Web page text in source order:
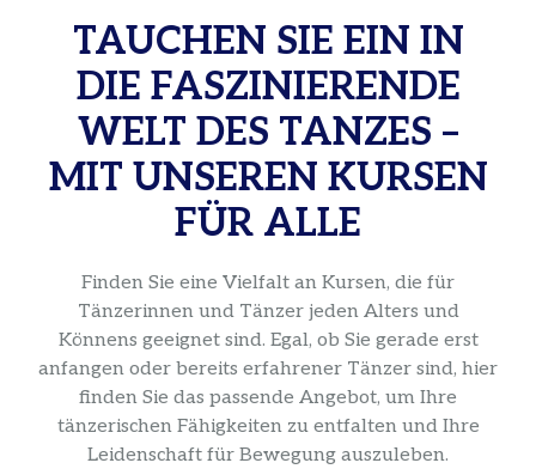
TAUCHEN SIE EIN IN
DIE FASZINIERENDE
WELT DES TANZES –
MIT UNSEREN KURSEN
FÜR ALLE
Finden Sie eine Vielfalt an Kursen, die für
Tänzerinnen und Tänzer jeden Alters und
Könnens geeignet sind. Egal, ob Sie gerade erst
anfangen oder bereits erfahrener Tänzer sind, hier
finden Sie das passende Angebot, um Ihre
tänzerischen Fähigkeiten zu entfalten und Ihre
Leidenschaft für Bewegung auszuleben.